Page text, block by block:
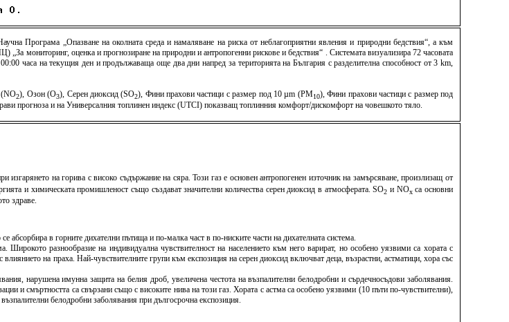
Програма „Опазване на околната среда и намаляване на риска от неблагоприятни явления и природни бедствия“, а към
мониторинг, оценка и прогнозиране на природни и антропогенни рискове и бедствия“ . Системата визуализира 72 часовата
часа на текущия ден и продължаваща още два дни напред за територията на България с разделителна способност от 3 km,
(NO2), Озон (O3), Серен диоксид (SO2), Фини прахови частици с размер под 10 µm (PM10), Фини прахови частици с размер под
прогноза и на Универсалния топлинен индекс (UTCI) показващ топлинния комфорт/дискомфорт на човешкото тяло.
изгарянето на горива с високо съдържание на сяра. Този газ е основен антропогенен източник на замърсяване, произлизащ от
и химическата промишленост също създават значителни количества серен диоксид в атмосферата. SO2 и NОxса основни
здраве.
в горните дихателни пътища и по-малка част в по-ниските части на дихателната система.
Широкото разнообразие на индивидуална чувствителност на населението към него варират, но особено уязвими са хората с
на праха. Най-чувствителните групи към експозиция на серен диоксид включват деца, възрастни, астматици, хора със
нарушена имунна защита на белия дроб, увеличена честота на възпалителни белодробни и сърдечносъдови заболявания.
и смъртността са свързани също с високите нива на този газ. Хората с астма са особено уязвими (10 пъти по-чувствителни),
белодробни заболявания при дългосрочна експозиция.